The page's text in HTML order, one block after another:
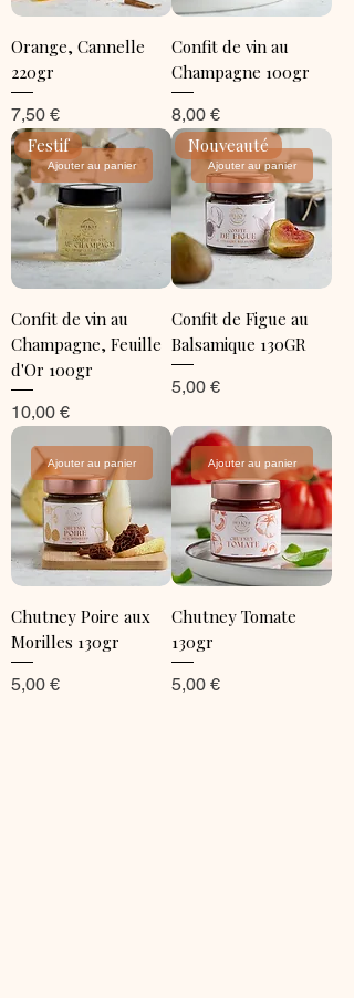
Orange, Cannelle
220gr
Prix
7,50 €
Confit de vin au
Champagne 100gr
Prix
8,00 €
Ajouter au panier
Festif
Confit de vin au
Champagne, Feuille
d'Or 100gr
Prix
10,00 €
Ajouter au panier
Nouveauté
Confit de Figue au
Balsamique 130GR
Prix
5,00 €
Ajouter au panier
Chutney Poire aux
Morilles 130gr
Prix
5,00 €
Ajouter au panier
Chutney Tomate
130gr
Prix
5,00 €